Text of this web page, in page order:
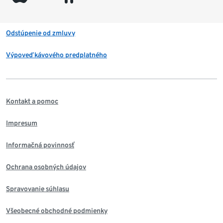
Odstúpenie od zmluvy
Výpoveď kávového predplatného
Kontakt a pomoc
Impresum
Informačná povinnosť
Ochrana osobných údajov
Spravovanie súhlasu
Všeobecné obchodné podmienky